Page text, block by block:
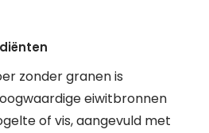
zonder granen is
eiwitbronnen
of vis, aangevuld met